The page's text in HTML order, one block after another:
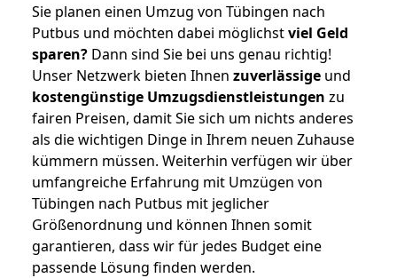
Sie planen einen Umzug von Tübingen nach
Putbus und möchten dabei möglichstviel Geld
sparen? Dann sind Sie bei uns genau richtig!
Unser Netzwerk bieten Ihnen zuverlässige und
kostengünstige Umzugsdienstleistungen zu
fairen Preisen, damit Sie sich um nichts anderes
als die wichtigen Dinge in Ihrem neuen Zuhause
kümmern müssen. Weiterhin verfügen wir über
umfangreiche Erfahrung mit Umzügen von
Tübingen nach Putbus mit jeglicher
Größenordnung und können Ihnen somit
garantieren, dass wir für jedes Budget eine
passende Lösung finden werden.